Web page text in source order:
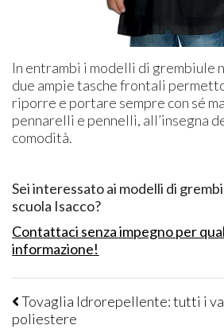
In entrambi i modelli di grembiule
due ampie tasche frontali
riporre e portare sempre con sé
pennarelli e pennelli, all’insegna
comodità.
Sei interessato ai modelli di
scuola Isacco?
Contattaci senza impegno per
informazione!
Tovaglia Idrorepellente: tutti i
poliestere